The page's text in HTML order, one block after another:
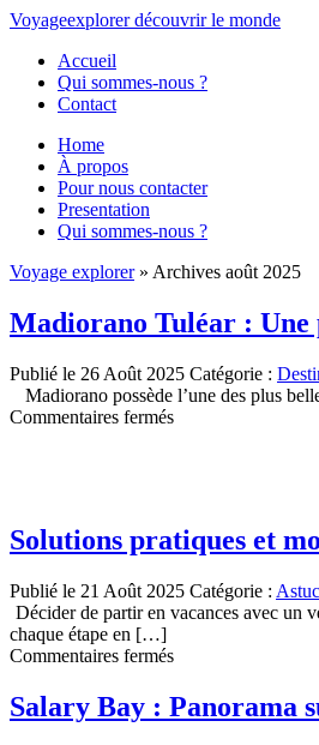
Voyageexplorer découvrirle monde
Accueil
Qui sommes-nous ?
Contact
Home
À propos
Pour nous contacter
Presentation
Qui sommes-nous ?
Voyage explorer» Archives août 2025
Madiorano Tuléar : Une
Publié le 26 Août 2025 Catégorie :
Madiorano possède l’une des plus
Commentaires ferméssur
pittoresque
multiples
atouts
Solutions pratiques et
Publié le 21 Août 2025 Catégorie :
Décider de partir en vacances avec un
chaque étape en […]
Commentaires ferméssur
pratiques
et
Salary Bay : Panorama